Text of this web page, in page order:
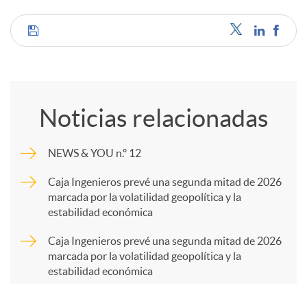
C
p
Noticias relacionadas
NEWS & YOU n.º 12
Caja Ingenieros prevé una segunda mitad de 2026
marcada por la volatilidad geopolítica y la
estabilidad económica
Caja Ingenieros prevé una segunda mitad de 2026
marcada por la volatilidad geopolítica y la
estabilidad económica